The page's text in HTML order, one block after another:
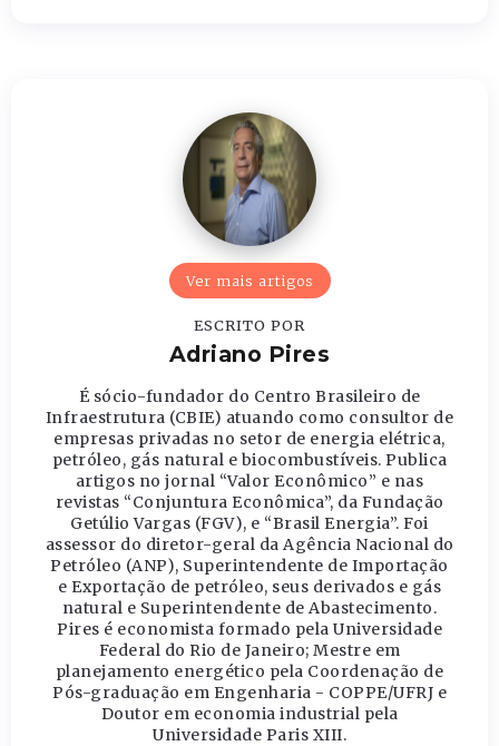
Ver mais artigos
ESCRITO POR
Adriano Pires
É sócio-fundador do Centro Brasileiro de
Infraestrutura (CBIE) atuando como consultor de
empresas privadas no setor de energia elétrica,
petróleo, gás natural e biocombustíveis. Publica
artigos no jornal “Valor Econômico” e nas
revistas “Conjuntura Econômica”, da Fundação
Getúlio Vargas (FGV), e “Brasil Energia”. Foi
assessor do diretor-geral da Agência Nacional do
Petróleo (ANP), Superintendente de Importação
e Exportação de petróleo, seus derivados e gás
natural e Superintendente de Abastecimento.
Pires é economista formado pela Universidade
Federal do Rio de Janeiro; Mestre em
planejamento energético pela Coordenação de
Pós-graduação em Engenharia - COPPE/UFRJ e
Doutor em economia industrial pela
Universidade Paris XIII.